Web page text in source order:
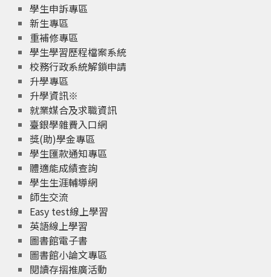
學生申訴專區
新生專區
重補修專區
學生學習歷程檔案系統
校務行政系統解鎖申請
升學專區
升學資訊※
就業媒合及求職資訊
臺銀學雜費入口網
獎(助)學金專區
學生匯款通知專區
體適能成績查詢
學生生涯輔導網
師生交流
Easy test線上學習
英語線上學習
圖書館電子書
圖書館小論文專區
閱讀存摺推廣活動